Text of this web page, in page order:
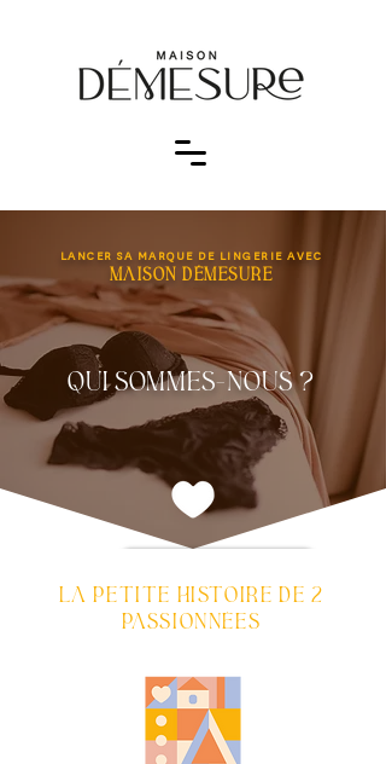
LANCER SA MARQUE DE LINGERIE AVEC
maison démesure
QUI SommES-nous ?
la petite histoire de 2
passionnées